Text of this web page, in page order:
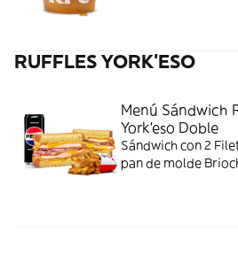
RUFFLES YORK'ESO
Menú Sándwich
York'eso Doble
Sándwich con 2
pan de molde